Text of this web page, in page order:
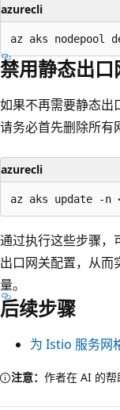
azurecli
禁用静态出口
如果不再需要静态出
请务必首先删除所有
azurecli
通过执行这些步骤，
出口网关配置，从而
量。
后续步骤
为 Istio 服务网
注意： 作者在 AI 的帮